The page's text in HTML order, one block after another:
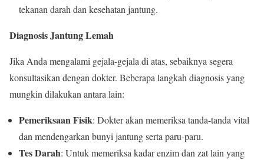
tekanan darah dan kesehatan jantung.
Diagnosis Jantung Lemah
Jika Anda mengalami gejala-gejala di atas, sebaiknya segera
konsultasikan dengan dokter. Beberapa langkah diagnosis yang
mungkin dilakukan antara lain:
Pemeriksaan Fisik: Dokter akan memeriksa tanda-tanda vital
dan mendengarkan bunyi jantung serta paru-paru.
Tes Darah: Untuk memeriksa kadar enzim dan zat lain yang